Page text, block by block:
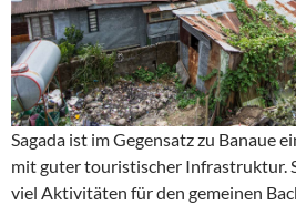
Sagada ist im Gegensatz zu Banaue
mit guter touristischer Infrastruktur.
viel Aktivitäten für den gemeinen